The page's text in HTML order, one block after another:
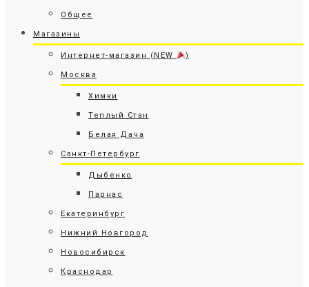
Общее
Магазины
Интернет-магазин (NEW )
Москва
Химки
Теплый Стан
Белая Дача
Санкт-Петербург
Дыбенко
Парнас
Екатеринбург
Нижний Новгород
Новосибирск
Краснодар